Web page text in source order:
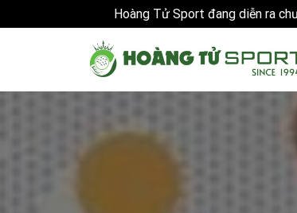
Hoàng Tử Sport đang diễn ra